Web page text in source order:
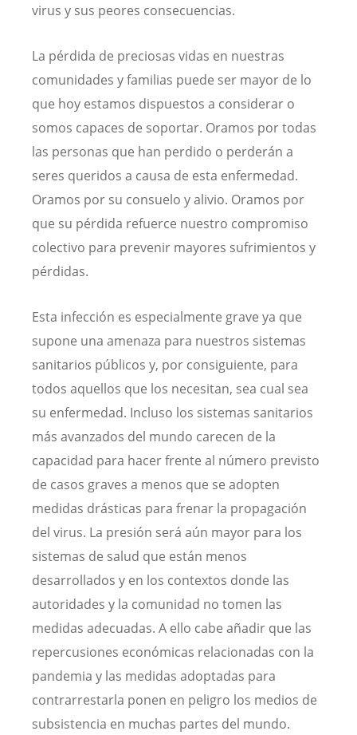
virus y sus peores consecuencias.
La pérdida de preciosas vidas en nuestras
comunidades y familias puede ser mayor de lo
que hoy estamos dispuestos a considerar o
somos capaces de soportar. Oramos por todas
las personas que han perdido o perderán a
seres queridos a causa de esta enfermedad.
Oramos por su consuelo y alivio. Oramos por
que su pérdida refuerce nuestro compromiso
colectivo para prevenir mayores sufrimientos y
pérdidas.
Esta infección es especialmente grave ya que
supone una amenaza para nuestros sistemas
sanitarios públicos y, por consiguiente, para
todos aquellos que los necesitan, sea cual sea
su enfermedad. Incluso los sistemas sanitarios
más avanzados del mundo carecen de la
capacidad para hacer frente al número previsto
de casos graves a menos que se adopten
medidas drásticas para frenar la propagación
del virus. La presión será aún mayor para los
sistemas de salud que están menos
desarrollados y en los contextos donde las
autoridades y la comunidad no tomen las
medidas adecuadas. A ello cabe añadir que las
repercusiones económicas relacionadas con la
pandemia y las medidas adoptadas para
contrarrestarla ponen en peligro los medios de
subsistencia en muchas partes del mundo.